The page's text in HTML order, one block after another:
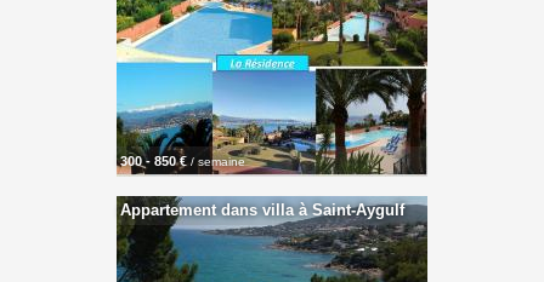
300 - 850 € / semaine
Appartement dans villa à Saint-Aygulf